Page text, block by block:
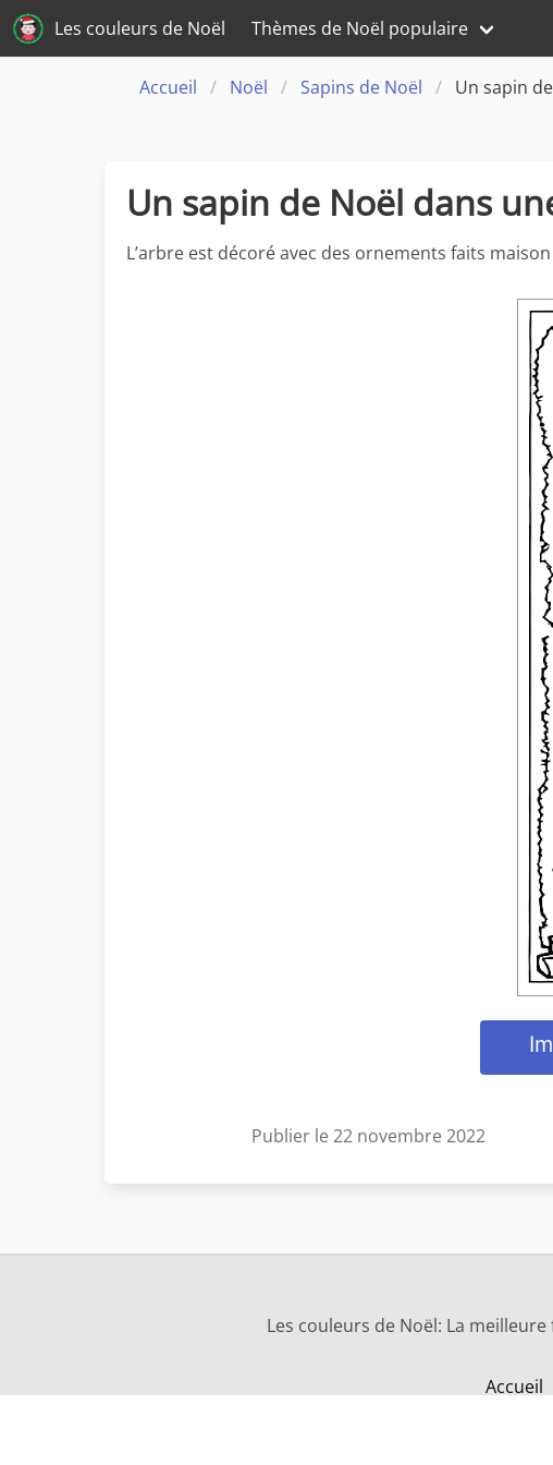
Les couleurs de Noël Thèmes de Noël populaire
Accueil Noël Sapins de Noël Un sapin
Un sapin de Noël dans
L’arbre est décoré avec des ornements faits
Publier le 22 novembre 2022
Les couleurs de Noël: La
Accueil